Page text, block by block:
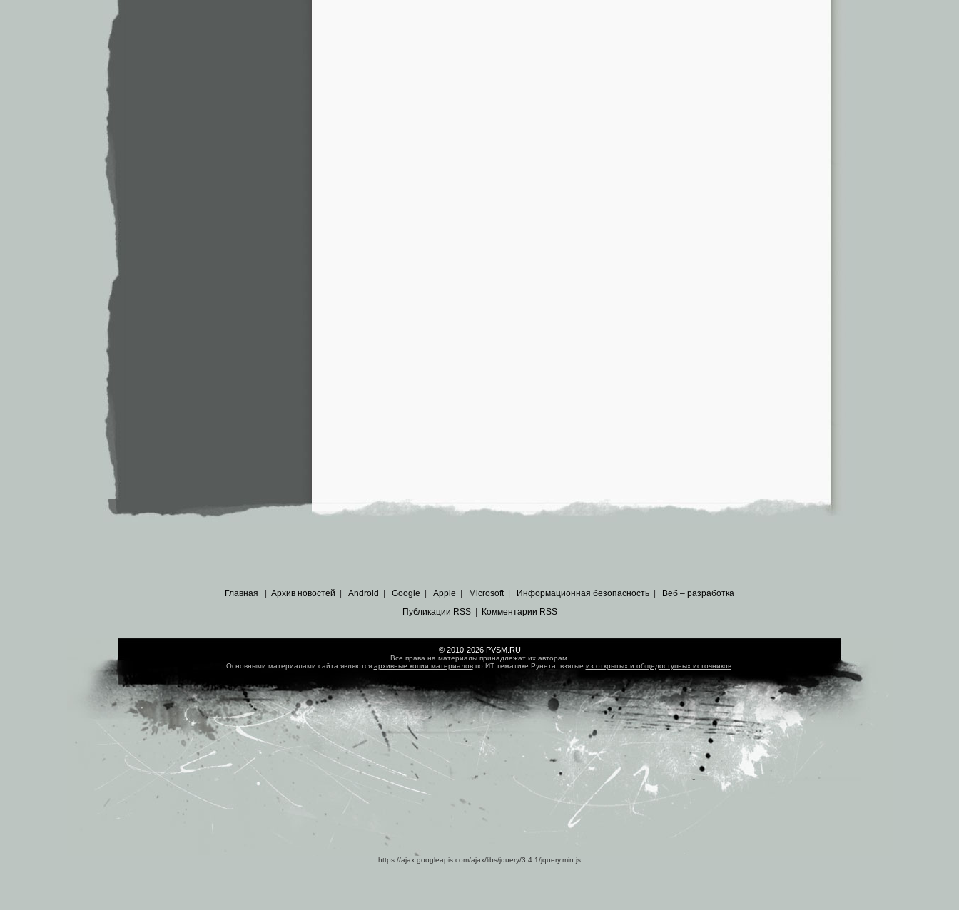
Главная Архив новостей Android Google Apple Microsoft| Информационная безопасность
Веб – разработка
Публикации RSS| Комментарии RSS
© 2010-2026 PVSM.RU
Все права на материалы принадлежат их авторам.
Основными материалами сайта являются архивные копии материаловпо ИТ тематике Рунета, взятые из открытых и общедоступных источников.
https://ajax.googleapis.com/ajax/libs/jquery/3.4.1/jquery.min.js